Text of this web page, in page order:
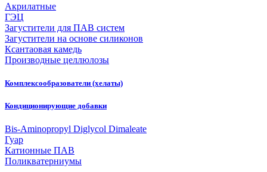
Акрилатные
ГЭЦ
Загустители для ПАВ систем
Загустители на основе силиконов
Ксантаовая камедь
Производные целлюлозы
Комплексообразователи (хелаты)
Кондиционирующие добавки
Bis-Aminopropyl Diglycol Dimaleate
Гуар
Катионные ПАВ
Поликватерниумы